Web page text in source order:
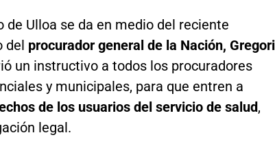
de Ulloa se da en medio del reciente
del procurador general de la Nación,
un instructivo a todos los procuradores
y municipales, para que entren a
de los usuarios del servicio de salud,
legal.